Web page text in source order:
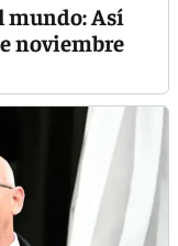
mundo: Así
noviembre